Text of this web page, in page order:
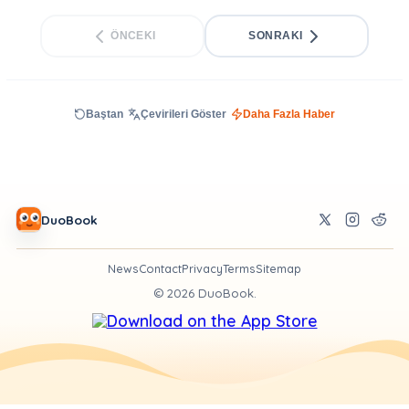
ÖNCEKI SONRAKI
Baştan Çevirileri Göster Daha Fazla Haber
DuoBook
NewsContactPrivacyTermsSitemap
© 2026DuoBook.